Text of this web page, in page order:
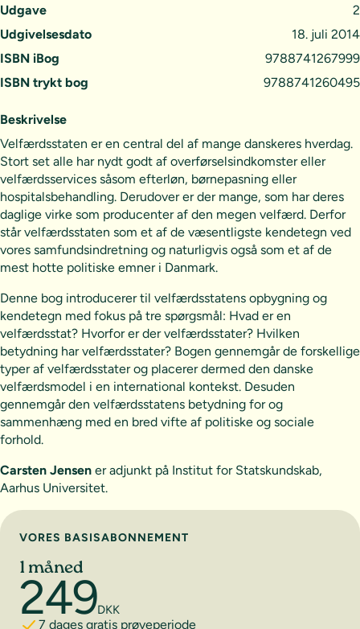
Udgave
2
Udgivelsesdato
18. juli 2014
ISBN iBog
9788741267999
ISBN trykt bog
9788741260495
Beskrivelse
Velfærdsstaten er en central del af mange danskeres hverdag.
Stort set alle har nydt godt af overførselsindkomster eller
velfærdsservices såsom efterløn, børnepasning eller
hospitalsbehandling. Derudover er der mange, som har deres
daglige virke som producenter af den megen velfærd. Derfor
står velfærdsstaten som et af de væsentligste kendetegn ved
vores samfundsindretning og naturligvis også som et af de
mest hotte politiske emner i Danmark.
Denne bog introducerer til velfærdsstatens opbygning og
kendetegn med fokus på tre spørgsmål: Hvad er en
velfærdsstat? Hvorfor er der velfærdsstater? Hvilken
betydning har velfærdsstater? Bogen gennemgår de forskellige
typer af velfærdsstater og placerer dermed den danske
velfærdsmodel i en international kontekst. Desuden
gennemgår den velfærdsstatens betydning for og
sammenhæng med en bred vifte af politiske og sociale
forhold.
Carsten Jensen er adjunkt på Institut for Statskundskab,
Aarhus Universitet.
Vælg abonnement
VORES BASISABONNEMENT
1 måned
249DKK
7 dages gratis prøveperiode